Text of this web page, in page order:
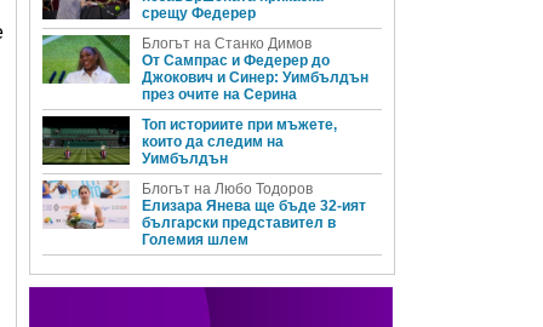
срещу Федерер
Блогът на Станко Димов
От Сампрас и Федерер до
Джокович и Синер: Уимбълдън
през очите на Серина
Топ историите при мъжете,
които да следим на
Уимбълдън
Блогът на Любо Тодоров
Елизара Янева ще бъде 32-ият
български представител в
Големия шлем